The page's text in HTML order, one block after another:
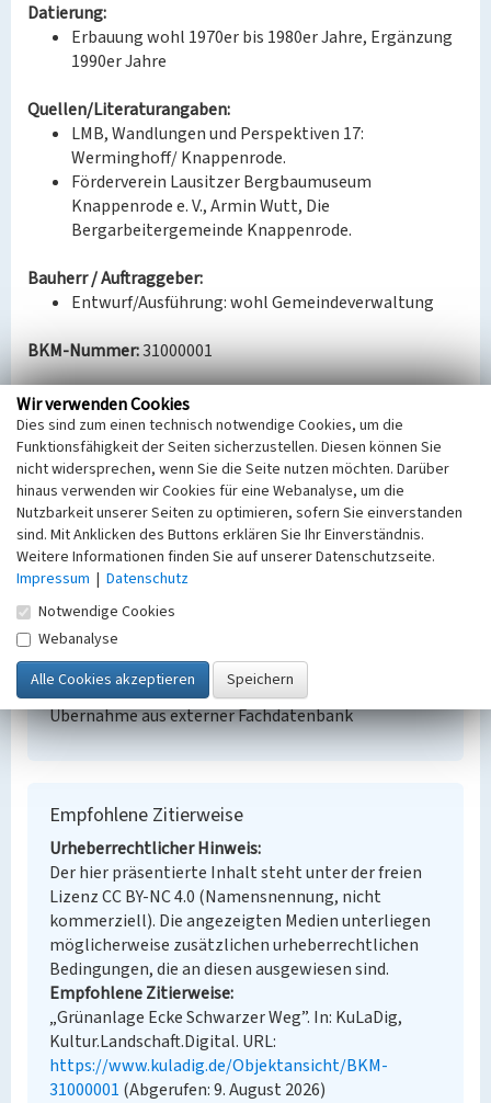
Datierung:
Erbauung wohl 1970er bis 1980er Jahre, Ergänzung
1990er Jahre
Quellen/Literaturangaben:
LMB, Wandlungen und Perspektiven 17:
Werminghoff/ Knappenrode.
Förderverein Lausitzer Bergbaumuseum
Knappenrode e. V., Armin Wutt, Die
Bergarbeitergemeinde Knappenrode.
Bauherr / Auftraggeber:
Entwurf/Ausführung: wohl Gemeindeverwaltung
BKM-Nummer:31000001
Grünanlage Ecke Schwarzer Weg
Schlagwörter
Grünanlage
Ort
Knappenrode
Alternativer Ortsname
Hórnikecy
Fachsicht(en)
Denkmalpflege
Erfassungsmaßstab
Keine Angabe
Erfassungsmethode
Übernahme aus externer Fachdatenbank
Empfohlene Zitierweise
Urheberrechtlicher Hinweis
Der hier präsentierte Inhalt steht unter der freien
Lizenz CC BY-NC 4.0 (Namensnennung, nicht
kommerziell). Die angezeigten Medien unterliegen
möglicherweise zusätzlichen urheberrechtlichen
Bedingungen, die an diesen ausgewiesen sind.
Empfohlene Zitierweise
„Grünanlage Ecke Schwarzer Weg”. In: KuLaDig,
Kultur.Landschaft.Digital. URL:
https://www.kuladig.de/Objektansicht/BKM-
31000001 (Abgerufen: 9. August 2026)
Wir verwenden Cookies
Dies sind zum einen technisch notwendige Cookies, um die
Funktionsfähigkeit der Seiten sicherzustellen. Diesen können Sie
nicht widersprechen, wenn Sie die Seite nutzen möchten. Darüber
hinaus verwenden wir Cookies für eine Webanalyse, um die
Nutzbarkeit unserer Seiten zu optimieren, sofern Sie einverstanden
sind. Mit Anklicken des Buttons erklären Sie Ihr Einverständnis.
Weitere Informationen finden Sie auf unserer Datenschutzseite.
Impressum | Datenschutz
Notwendige Cookies
Webanalyse